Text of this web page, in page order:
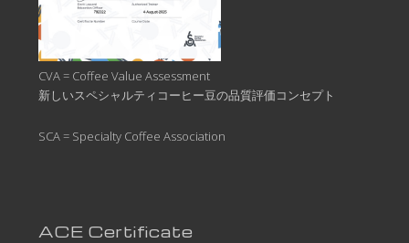
CVA = Coffee Value Assessment
新しいスペシャルティコーヒー豆の品質評価コンセプト
SCA = Specialty Coffee Association
ACE Certificate